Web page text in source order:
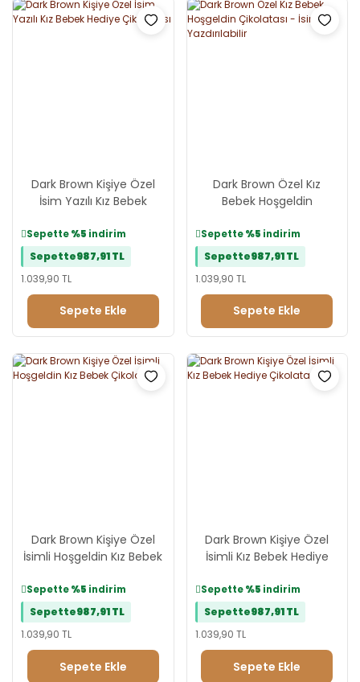
Dark Brown Kişiye Özel
İsim Yazılı Kız Bebek
Sepette%5 indirim
Sepette987,91 TL
1.039,90 TL
Sepete Ekle
Dark Brown Özel Kız
Bebek Hoşgeldin
Yazdırılabilir
Sepette%5 indirim
Sepette987,91 TL
1.039,90 TL
Sepete Ekle
Dark Brown Kişiye Özel
İsimli Hoşgeldin Kız Bebek
Sepette%5 indirim
Sepette987,91 TL
1.039,90 TL
Sepete Ekle
Dark Brown Kişiye Özel
İsimli Kız Bebek Hediye
Sepette%5 indirim
Sepette987,91 TL
1.039,90 TL
Sepete Ekle